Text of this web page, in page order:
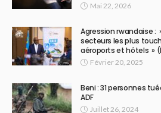
Mai 22, 2026
Agression rwandaise
secteurs les plus
aéroports et hôtels »
Février 20, 2025
Beni : 31 personnes
ADF
Juillet 26, 2024